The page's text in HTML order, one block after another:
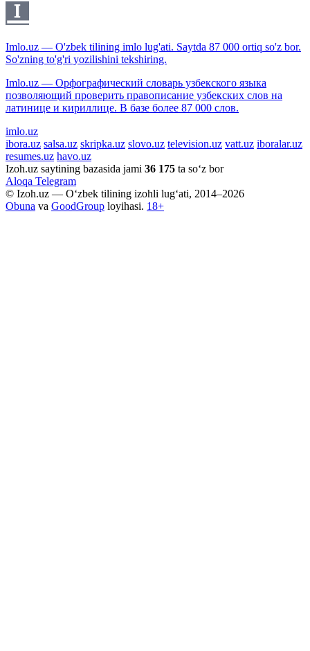
Imlo.uz — O'zbek tilining imlo lug'ati. Saytda 87 000 ortiq so'z bor.
So'zning to'g'ri yozilishini tekshiring.
Imlo.uz — Орфографический словарь узбекского языка
позволяющий проверить правописание узбекских слов на
латинице и кириллице. В базе более 87 000 слов.
imlo.uz
ibora.uz salsa.uz skripka.uz slovo.uz television.uz vatt.uz iboralar.uz
resumes.uz havo.uz
Izoh.uz saytining bazasida jami 36 175 ta so‘z bor
Aloqa Telegram
© Izoh.uz — O‘zbek tilining izohli lug‘ati, 2014–2026
Obuna va GoodGroup loyihasi. 18+